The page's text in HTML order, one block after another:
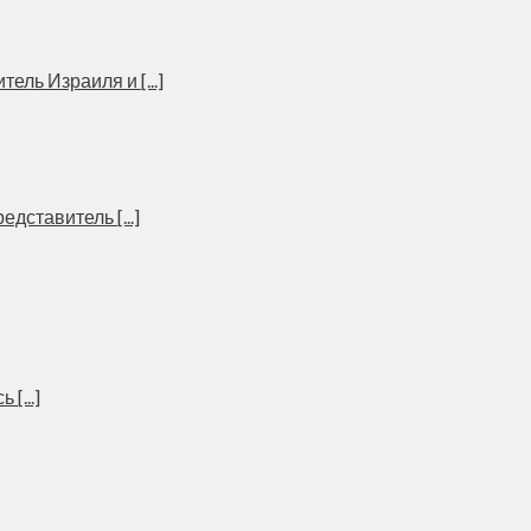
Израиля и [...]
[...]
[...]